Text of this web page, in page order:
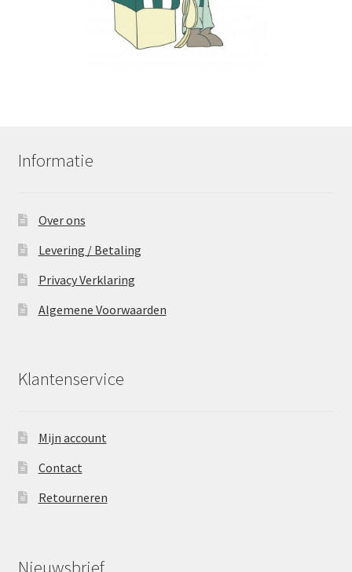
Informatie
Over ons
Levering / Betaling
Privacy Verklaring
Algemene Voorwaarden
Klantenservice
Mijn account
Contact
Retourneren
Nieuwsbrief